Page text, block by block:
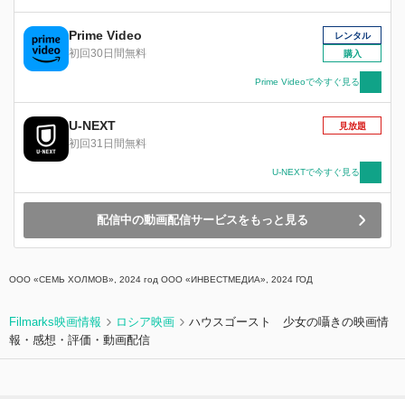
どりつくが…。
Prime Video
初回30日間無料
レンタル
購入
Prime Videoで今すぐ見る
U-NEXT
初回31日間無料
見放題
U-NEXTで今すぐ見る
配信中の動画配信サービスをもっと見る
ООО «СЕМЬ ХОЛМОВ», 2024 год ООО «ИНВЕСТМЕДИА», 2024 ГОД
Filmarks映画情報 ロシア映画
ハウスゴースト 少女の囁きの映画情
報・感想・評価・動画配信